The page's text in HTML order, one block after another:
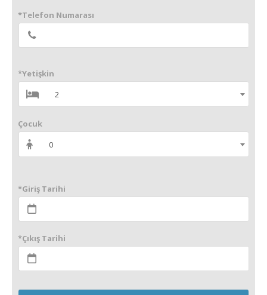
*Telefon Numarası
*Yetişkin
2
Çocuk
0
*Giriş Tarihi
*Çıkış Tarihi